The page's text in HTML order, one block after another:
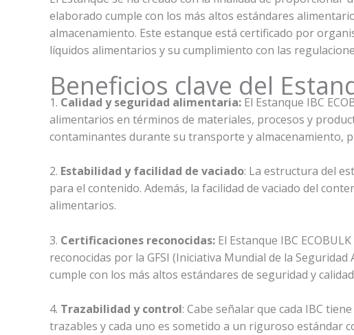
elaborado cumple con los más altos estándares
almacenamiento. Este estanque está certificado por
líquidos alimentarios y su cumplimiento con las
Beneficios clave del
1. Calidad y seguridad alimentaria: El Estanque IBC
alimentarios en términos de materiales, procesos y
contaminantes durante su transporte y almacenamiento,
2. Estabilidad y facilidad de vaciado: La estructura del
para el contenido. Además, la facilidad de vaciado del
alimentarios.
3. Certificaciones reconocidas: El Estanque IBC
reconocidas por la GFSI (Iniciativa Mundial de la
cumple con los más altos estándares de seguridad y
4. Trazabilidad y control: Cabe señalar que cada IBC
trazables y cada uno es sometido a un riguroso estándar